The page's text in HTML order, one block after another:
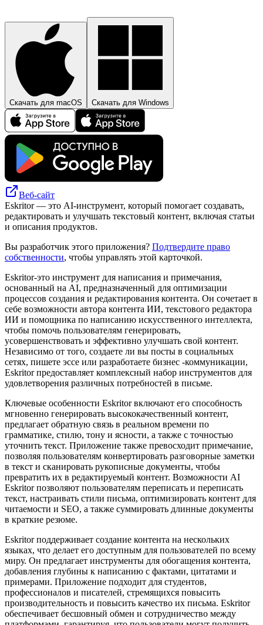
Скачать для macOS Скачать для Windows
Веб-сайт
Eskritor — это AI-инструмент, который помогает создавать,
редактировать и улучшать текстовый контент, включая статьи
и описания продуктов.
Вы разработчик этого приложения? Подтвердите право
собственности, чтобы управлять этой карточкой.
Eskritor-это инструмент для написания и примечания,
основанный на AI, предназначенный для оптимизации
процессов создания и редактирования контента. Он сочетает в
себе возможности автора контента ИИ, текстового редактора
ИИ и помощника по написанию искусственного интеллекта,
чтобы помочь пользователям генерировать,
усовершенствовать и эффективно улучшать свой контент.
Независимо от того, создаете ли вы посты в социальных
сетях, пишете эссе или разработаете бизнес -коммуникации,
Eskritor предоставляет комплексный набор инструментов для
удовлетворения различных потребностей в письме.
Ключевые особенности Eskritor включают его способность
мгновенно генерировать высококачественный контент,
предлагает обратную связь в реальном времени по
грамматике, стилю, тону и ясности, а также с точностью
уточнить текст. Приложение также превосходит примечание,
позволяя пользователям конвертировать разговорные заметки
в текст и сканировать рукописные документы, чтобы
превратить их в редактируемый контент. Возможности AI
Eskritor позволяют пользователям переписать и переписать
текст, настраивать стили письма, оптимизировать контент для
читаемости и SEO, а также суммировать длинные документы
в краткие резюме.
Eskritor поддерживает создание контента на нескольких
языках, что делает его доступным для пользователей по всему
миру. Он предлагает инструменты для обогащения контента,
добавления глубины к написанию с фактами, цитатами и
примерами. Приложение подходит для студентов,
профессионалов и писателей, стремящихся повысить
производительность и повысить качество их письма. Eskritor
обеспечивает бесшовный обмен и сотрудничество между